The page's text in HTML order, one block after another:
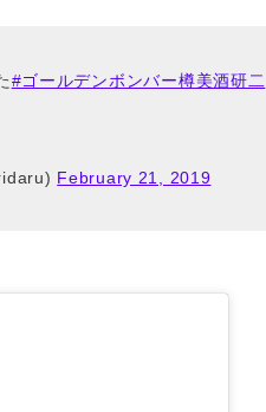
#ゴールデンボンバー樽美酒研二
February 21, 2019